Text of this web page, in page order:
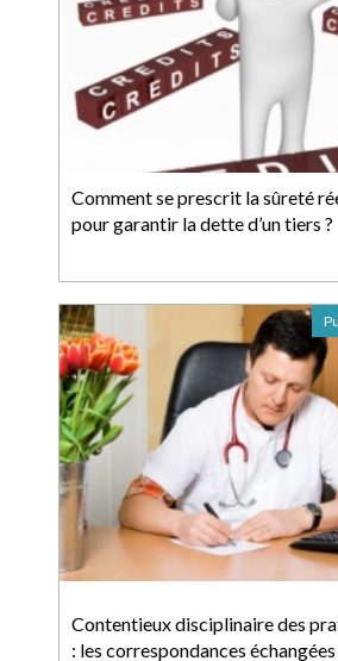
Comment se prescrit la sûreté
pour garantir la dette d’un tiers ?
Contentieux disciplinaire des
: les correspondances